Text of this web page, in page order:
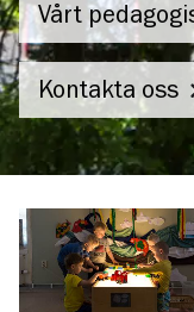
Vårt
Kontakta oss
förskola